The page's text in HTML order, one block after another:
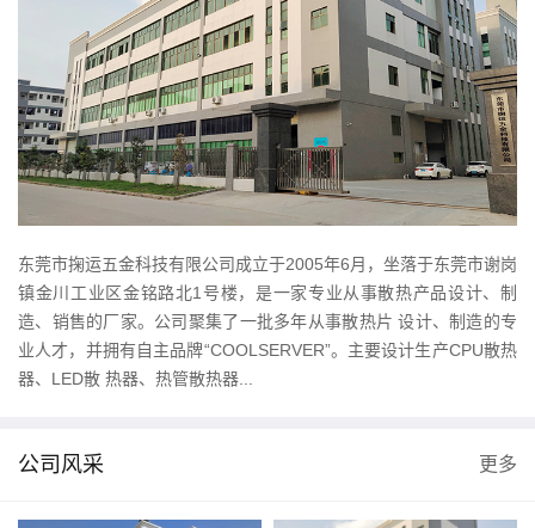
东莞市掬运五金科技有限公司成立于2005年6月，坐落于东莞市谢岗
镇金川工业区金铭路北1号楼，是一家专业从事散热产品设计、制
造、销售的厂家。公司聚集了一批多年从事散热片 设计、制造的专
业人才，并拥有自主品牌“COOLSERVER”。主要设计生产CPU散热
器、LED散 热器、热管散热器...
公司风采 更多